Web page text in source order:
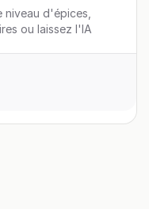
d'épices,
ou laissez l'IA